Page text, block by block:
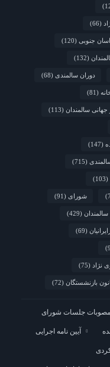
(66)
جنوبی (120)
(132)
دوران سالمندی (68)
(81)
جهانی سالمندان (113)
(147)
(715)
(103)
شورای (91)
(429)
(69)
نژاد (75)
بازنشستگان (72)
مصوبات جلسات شورای
آیین نامه اجرایی